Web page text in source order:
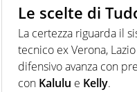
Le scelte di
La certezza riguarda il
tecnico ex Verona,
difensivo avanza con
con Kalulu e Kelly.